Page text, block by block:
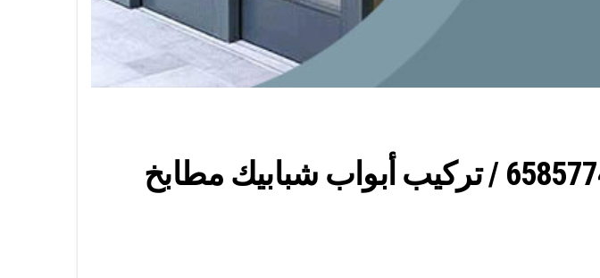
صيانة المنيوم فني محترف المنصورية / 65857744 / تركيب أبواب شبابيك مطابخ